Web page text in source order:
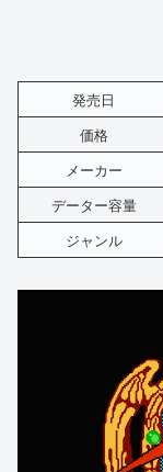
発売日
価格
メーカー
データー容量
ジャンル